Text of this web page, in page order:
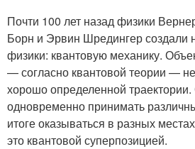
Почти 100 лет назад физики
Борн и Эрвин Шредингер создали
физики: квантовую механику.
— согласно квантовой теории —
хорошо определенной
одновременно принимать
итоге оказываться в разных
это квантовой суперпозицией.